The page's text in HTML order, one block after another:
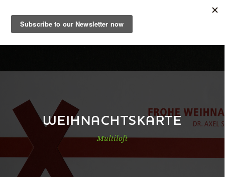
Shop
Production
WEIHNACHTSKARTE
Multiloft